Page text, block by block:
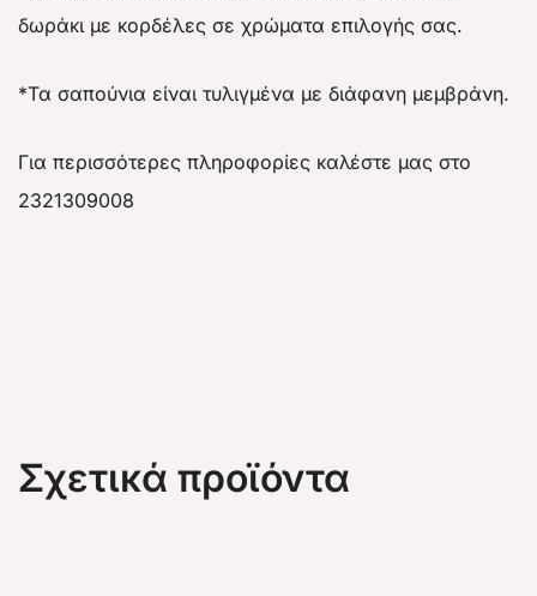
δωράκι με κορδέλες σε χρώματα επιλογής σας.
*Τα σαπούνια είναι τυλιγμένα με διάφανη μεμβράνη.
Για περισσότερες πληροφορίες καλέστε μας στο
2321309008
Σχετικά προϊόντα